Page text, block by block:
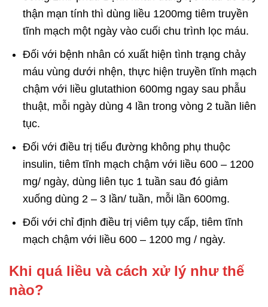
thận mạn tính thì dùng liều 1200mg tiêm truyền
tĩnh mạch một ngày vào cuối chu trình lọc máu.
Đối với bệnh nhân có xuất hiện tình trạng chảy
máu vùng dưới nhện, thực hiện truyền tĩnh mạch
chậm với liều glutathion 600mg ngay sau phẫu
thuật, mỗi ngày dùng 4 lần trong vòng 2 tuần liên
tục.
Đối với điều trị tiểu đường không phụ thuộc
insulin, tiêm tĩnh mạch chậm với liều 600 – 1200
mg/ ngày, dùng liên tục 1 tuần sau đó giảm
xuống dùng 2 – 3 lần/ tuần, mỗi lần 600mg.
Đối với chỉ định điều trị viêm tụy cấp, tiêm tĩnh
mạch chậm với liều 600 – 1200 mg / ngày.
Khi quá liều và cách xử lý như thế
nào?